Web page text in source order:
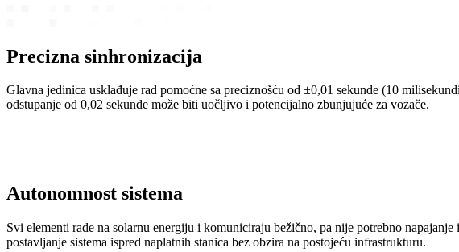
Precizna sinhronizacija
Glavna jedinica usklađuje rad pomoćne sa preciznošću od ±0,01 sekunde (10
odstupanje od 0,02 sekunde može biti uočljivo i potencijalno zbunjujuće za vozače.
Autonomnost sistema
Svi elementi rade na solarnu energiju i komuniciraju bežično, pa nije potrebno
postavljanje sistema ispred naplatnih stanica bez obzira na postojeću infrastrukturu.